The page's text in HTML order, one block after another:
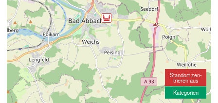
Standort zen-
trieren aus
Kategorien